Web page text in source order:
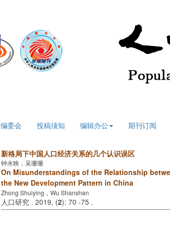
编委会 投稿须知 编辑办公 期刊订阅
新格局下中国人口经济关系的几个认识误区
钟水映，吴珊珊
On Misunderstandings of the Relationship
the New Development Pattern in China
Zhong Shuiying，Wu Shanshan
人口研究 . 2019, (2): 70 -75 .